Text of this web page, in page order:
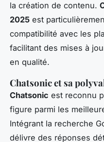
la création de contenu.
2025 est
compatibilité avec les
facilitant des mises à
en qualité.
Chatsonic et sa
Chatsonic est reconnu
figure parmi les
Intégrant la recherche
délivre des réponses